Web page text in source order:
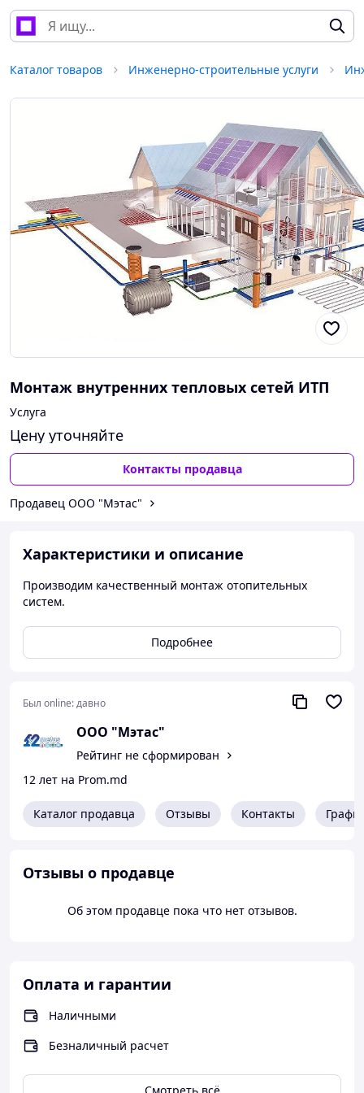
Каталог товаров Инженерно-строительные услуги
Монтаж внутренних тепловых сетей ИТП
Услуга
Цену уточняйте
Контакты продавца
Продавец OOO "Мэтас"
Характеристики и описание
Производим качественный монтаж отопительных
систем.
Подробнее
Был online:давно
OOO "Мэтас"
Рейтинг не сформирован
12 лет на Prom.md
Каталог продавца Отзывы Контакты
Отзывы о продавце
Об этом продавце пока что нет отзывов.
Оплата и гарантии
Наличными
Безналичный расчет